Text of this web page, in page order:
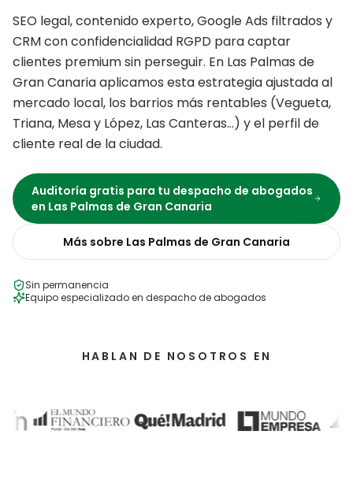
SEO legal, contenido experto, Google Ads filtrados y
CRM con confidencialidad RGPD para captar
clientes premium sin perseguir. En Las Palmas de
Gran Canariaaplicamos esta estrategia ajustada al
mercado local, los barrios más rentables (Vegueta,
Triana, Mesa y López, Las Canteras…) y el perfil de
cliente real de la ciudad.
Auditoría gratis para tu despacho de abogados
en Las Palmas de Gran Canaria
Más sobre Las Palmas de Gran Canaria
Sin permanencia
Equipo especializado en despacho de abogados
HABLAN DE NOSOTROS EN